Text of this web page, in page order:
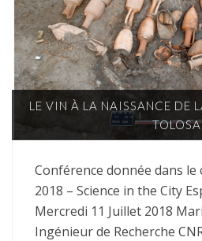
LE VIN À LA NAISSANCE DE
TOLOSA
Conférence donnée dans le
2018 – Science in the City
Mercredi 11 Juillet 2018
Ingénieur de Recherche